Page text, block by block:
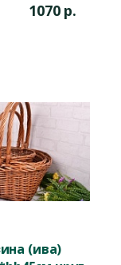
1070 р.
(ива)